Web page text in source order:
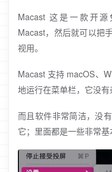
Macast 这是一款开
Macast，然后就可以把
视用。
Macast 支持 macOS、
地运行在菜单栏，它没有
而且软件非常简洁，没
它；里面都是一些非常基